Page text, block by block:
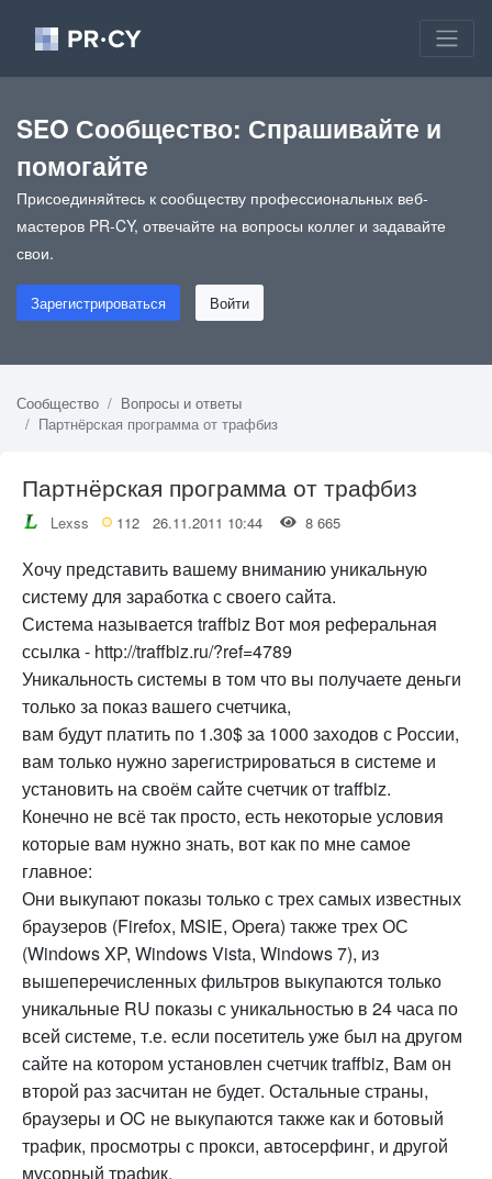
SEO Сообщество: Спрашивайте и
помогайте
Присоединяйтесь к сообществу профессиональных веб-
мастеров PR-CY, отвечайте на вопросы коллег и задавайте
свои.
Зарегистрироваться Войти
Сообщество
Вопросы и ответы
Партнёрская программа от трафбиз
Партнёрская программа от трафбиз
Lexss 112 26.11.2011 10:44 8 665
Хочу представить вашему вниманию уникальную
систему для заработка с своего сайта.
Система называется traffbiz Вот моя реферальная
ссылка - http://traffbiz.ru/?ref=4789
Уникальность системы в том что вы получаете деньги
только за показ вашего счетчика,
вам будут платить по 1.30$ за 1000 заходов с России,
вам только нужно зарегистрироваться в системе и
установить на своём сайте счетчик от traffbiz.
Конечно не всё так просто, есть некоторые условия
которые вам нужно знать, вот как по мне самое
главное:
Они выкупают показы только с трех самых известных
браузеров (Firefox, MSIE, Opera) также трех ОС
(Windows XP, Windows Vista, Windows 7), из
вышеперечисленных фильтров выкупаются только
уникальные RU показы с уникальностью в 24 часа по
всей системе, т.е. если посетитель уже был на другом
сайте на котором установлен счетчик traffbiz, Вам он
второй раз засчитан не будет. Остальные страны,
браузеры и OC не выкупаются также как и ботовый
трафик, просмотры с прокси, автосерфинг, и другой
мусорный трафик.